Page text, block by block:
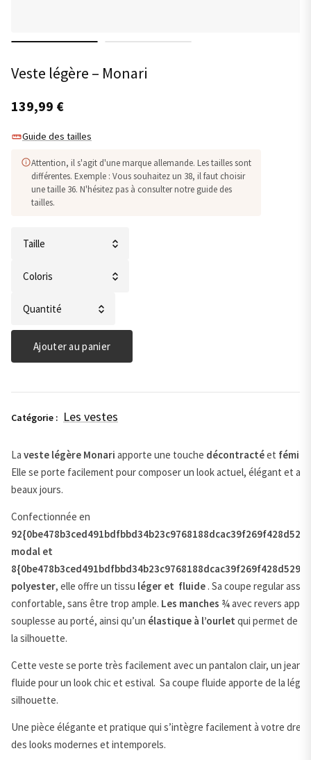
Veste légère – Monari
139,99 €
Guide des tailles
Attention, il s'agit d'une marque allemande. Les tailles sont
différentes. Exemple : Vous souhaitez un 38, il faut choisir
une taille 36. N'hésitez pas à consulter notre guide des
tailles.
Veste
légère
-
Ajouter au panier
Catégorie : Les vestes
La veste légère Monari apporte une touche décontractéet
Elle se porte facilement pour composer un look actuel, élégant et
beaux jours.
Confectionnée en
modal et
polyester, elle offre un tissu léger et fluide . Sa coupe regular
confortable, sans être trop ample. Les manches ¾avec revers
souplesse au porté, ainsi qu’un élastique à l’ourlet qui permet de
la silhouette.
Cette veste se porte très facilement avec un pantalon clair, un jean
fluide pour un look chic et estival. Sa coupe fluide apporte de la
silhouette.
Une pièce élégante et pratique qui s’intègre facilement à votre
des looks modernes et intemporels.